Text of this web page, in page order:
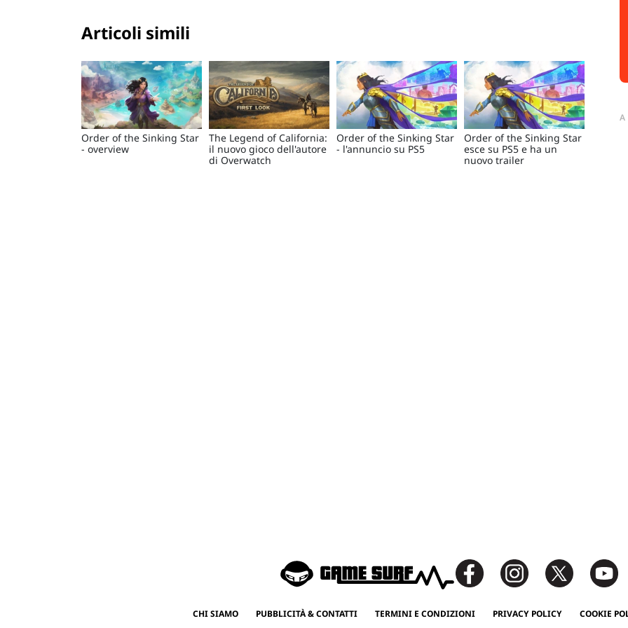
Articoli simili
Order of the Sinking Star
- overview
The Legend of California:
il nuovo gioco dell'autore
di Overwatch
Order of the Sinking Star
- l'annuncio su PS5
Order of the Sinking Star
esce su PS5 e ha un
nuovo trailer
CHI SIAMO PUBBLICITÀ & CONTATTI TERMINI E CONDIZIONI PRIVACY POLICY COOKIE